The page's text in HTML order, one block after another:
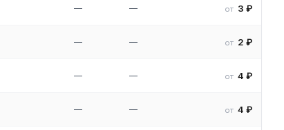
— — от 3 ₽
— — от 2 ₽
— — от 4 ₽
— — от 4 ₽